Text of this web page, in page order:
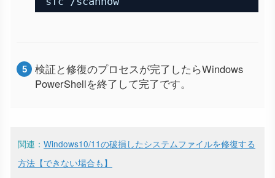
検証と修復のプロセスが完了したらWindows
PowerShellを終了して完了です。
関連： Windows10/11の破損したシステムファイルを修復する
方法【できない場合も】